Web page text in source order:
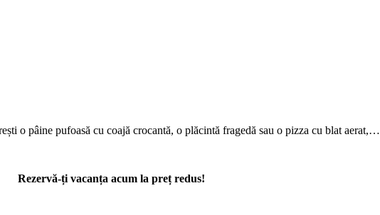
o pâine pufoasă cu coajă crocantă, o plăcintă fragedă sau o pizza cu blat aerat,…
Rezervă-ți vacanța acum la preț redus!